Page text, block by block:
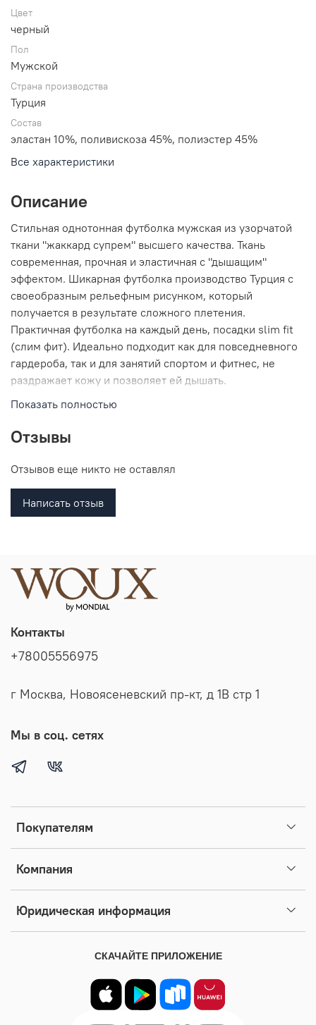
Цвет
черный
Пол
Мужской
Страна производства
Турция
Состав
эластан 10%, поливискоза 45%, полиэстер 45%
Все характеристики
Описание
Стильная однотонная футболка мужская из узорчатой
ткани "жаккард супрем" высшего качества. Ткань
современная, прочная и эластичная с "дышащим"
эффектом. Шикарная футболка производство Турция с
своеобразным рельефным рисунком, который
получается в результате сложного плетения.
Практичная футболка на каждый день, посадки slim fit
(слим фит). Идеально подходит как для повседневного
гардероба, так и для занятий спортом и фитнес, не
раздражает кожу и позволяет ей дышать.
Показать полностью
Отзывы
Отзывов еще никто не оставлял
Написать отзыв
Покупателям
Компания
Юридическая информация
Контакты
+78005556975
г Москва, Новоясеневский пр-кт, д 1В стр 1
Мы в соц. сетях
СКАЧАЙТЕ ПРИЛОЖЕНИЕ